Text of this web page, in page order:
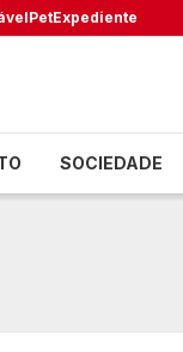
PetExpediente
SOCIEDADE